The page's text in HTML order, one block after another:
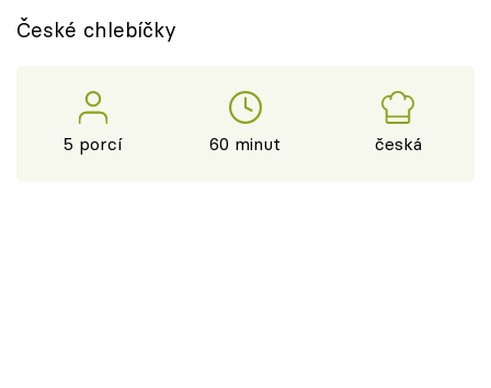
Těhotnej kuchař
Přihlášení
České chlebíčky
5 porcí 60 minut česká